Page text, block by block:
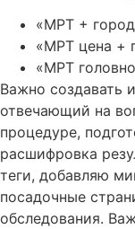
«МРТ +
«МРТ цена +
«МРТ
Важно создавать
отвечающий на
процедуре,
расшифровка
теги, добавляю
посадочные
обследования.